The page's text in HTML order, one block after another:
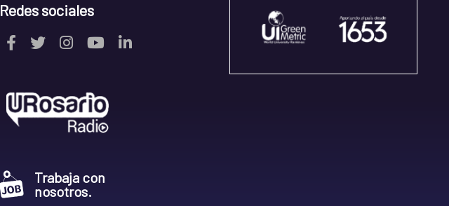
Redes sociales
Trabaja con
nosotros.